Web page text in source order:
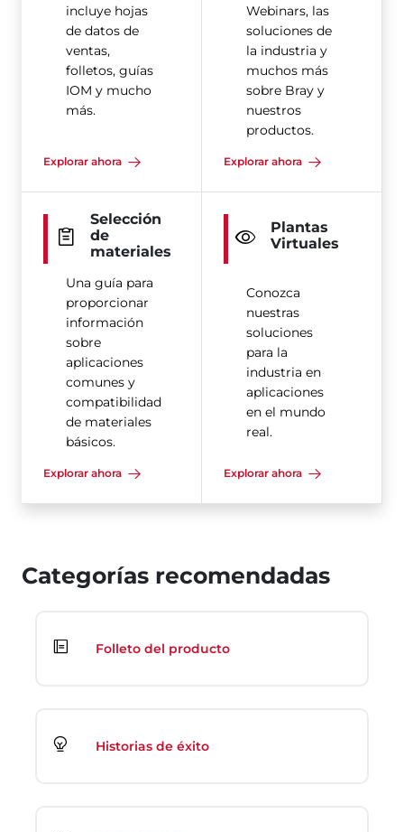
incluye hojas
de datos de
ventas,
folletos, guías
IOM y mucho
más.
Explorar ahora
Webinars, las
soluciones de
la industria y
muchos más
sobre Bray y
nuestros
productos.
Explorar ahora
Selección
de
materiales
Una guía para
proporcionar
información
sobre
aplicaciones
comunes y
compatibilidad
de materiales
básicos.
Explorar ahora
Plantas
Virtuales
Conozca
nuestras
soluciones
para la
industria en
aplicaciones
en el mundo
real.
Explorar ahora
Categorías recomendadas
Folleto del producto
Historias de éxito